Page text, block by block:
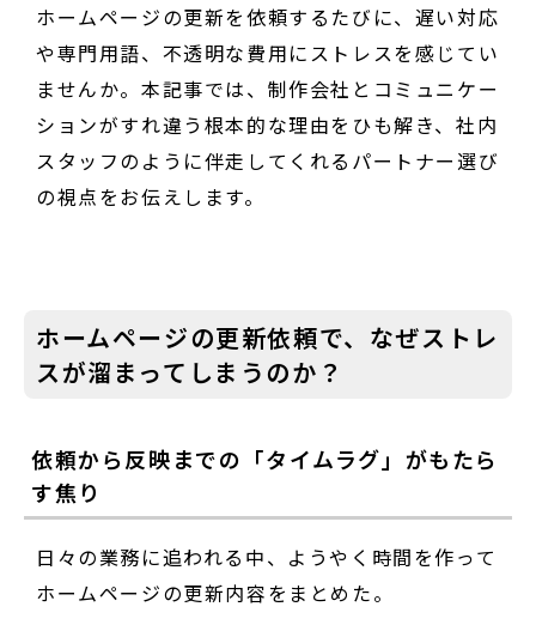
ホームページの更新を依頼するたびに、遅い対応
や専門用語、不透明な費用にストレスを感じてい
ませんか。本記事では、制作会社とコミュニケー
ションがすれ違う根本的な理由をひも解き、社内
スタッフのように伴走してくれるパートナー選び
の視点をお伝えします。
ホームページの更新依頼で、なぜストレ
スが溜まってしまうのか？
依頼から反映までの「タイムラグ」がもたら
す焦り
日々の業務に追われる中、ようやく時間を作って
ホームページの更新内容をまとめた。